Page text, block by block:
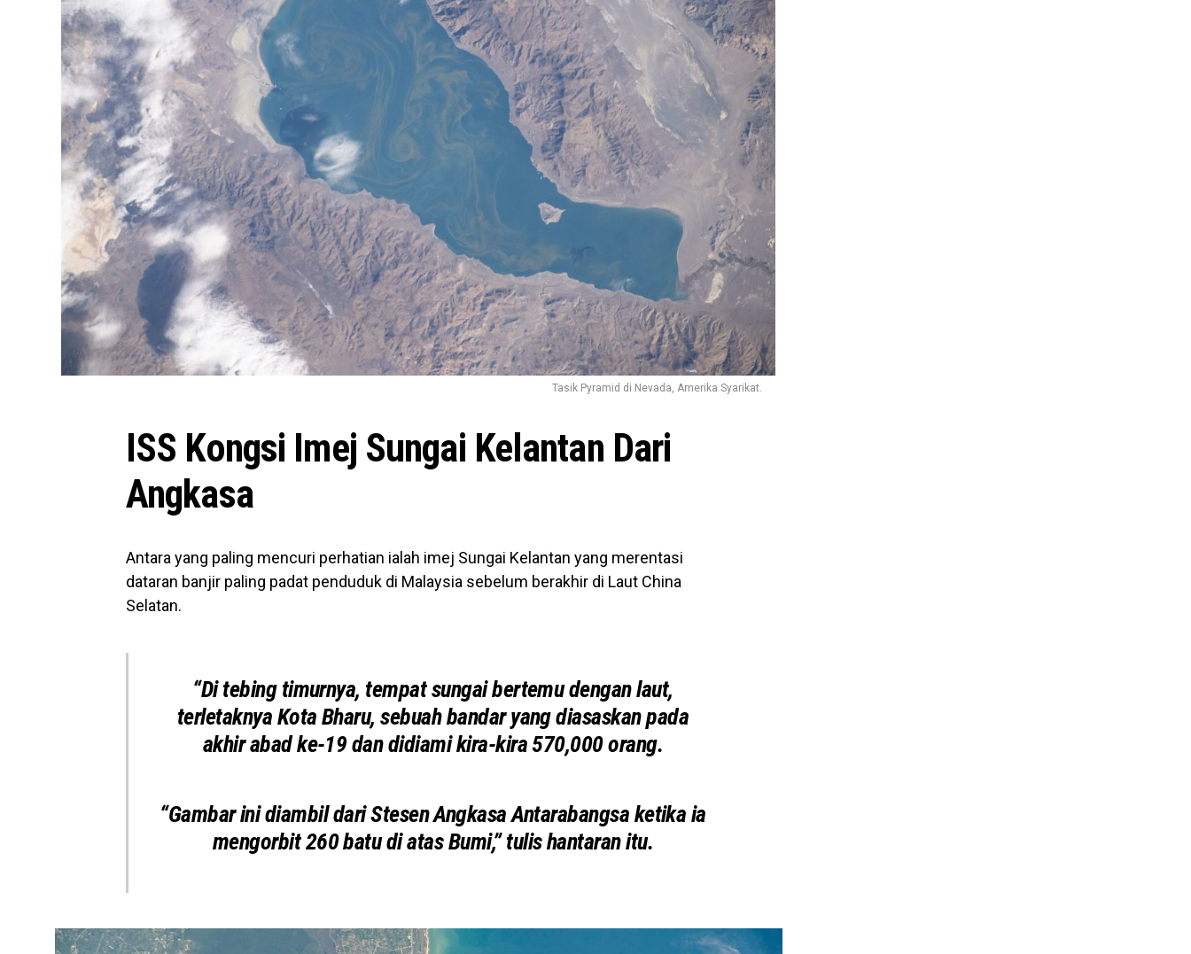
Tasik Pyramid di Nevada, Amerika Syarikat.
ISS Kongsi Imej Sungai Kelantan Dari
Angkasa
Antara yang paling mencuri perhatian ialah imej Sungai Kelantan yang merentasi
dataran banjir paling padat penduduk di Malaysia sebelum berakhir di Laut China
Selatan.
“Di tebing timurnya, tempat sungai bertemu dengan laut,
terletaknya Kota Bharu, sebuah bandar yang diasaskan pada
akhir abad ke-19 dan didiami kira-kira 570,000 orang.
“Gambar ini diambil dari Stesen Angkasa Antarabangsa ketika ia
mengorbit 260 batu di atas Bumi,” tulis hantaran itu.